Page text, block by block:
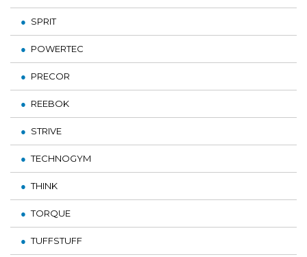
SPRIT
POWERTEC
PRECOR
REEBOK
STRIVE
TECHNOGYM
THINK
TORQUE
TUFFSTUFF